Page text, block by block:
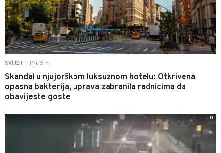
SVIJET Pre 5 h
Skandal u njujorškom luksuznom hotelu: Otkrivena
opasna bakterija, uprava zabranila radnicima da
obavijeste goste
0